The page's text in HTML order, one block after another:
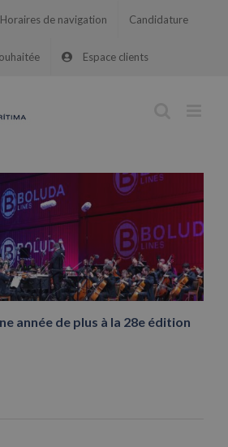
Horaires de navigation Candidature
Espace clients
année de plus à la 28e édition